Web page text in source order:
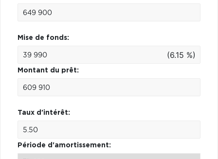
Mise de fonds:
(6.15 %)
Montant du prêt:
Taux d'intérêt:
Période d'amortissement: